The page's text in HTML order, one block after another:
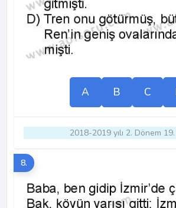
A B C
2018-2019 yılı 2. Dönem
8.